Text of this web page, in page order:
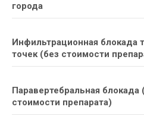
города
Инфильтрационная блокада
точек (без стоимости
Паравертебральная блокада
стоимости препарата)